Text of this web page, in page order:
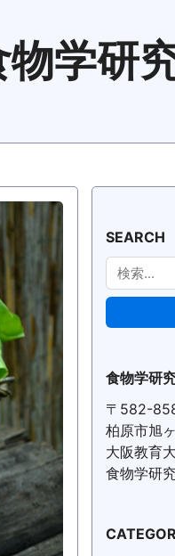
学研
SEARCH
検索
食物学研
〒582-
柏原市旭
大阪教育
食物学研